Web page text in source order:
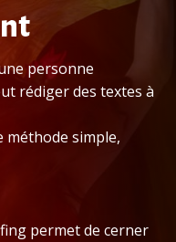
personne
rédiger des textes à
simple,
permet de cerner